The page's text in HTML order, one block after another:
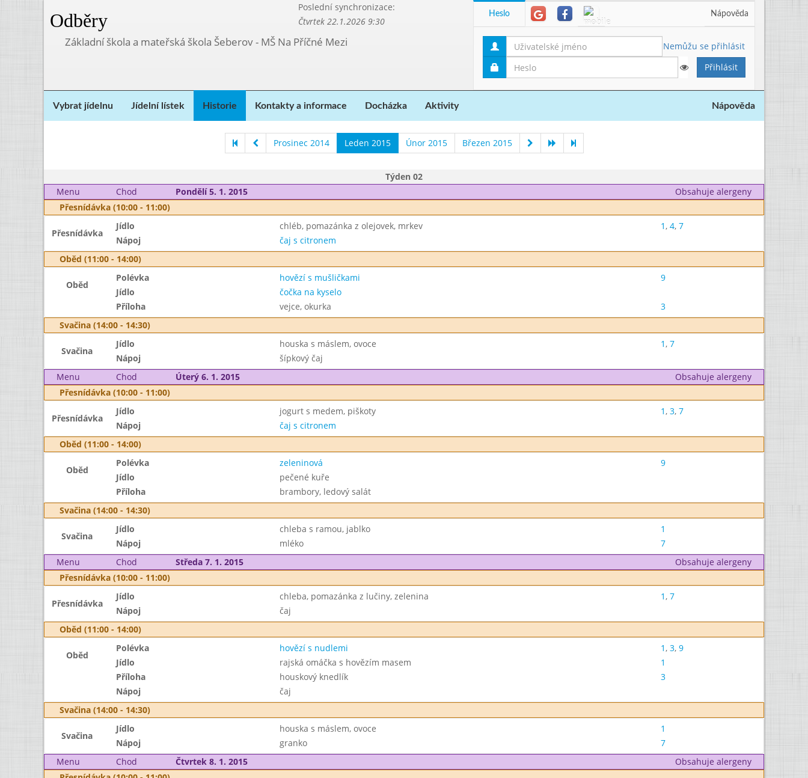
Odběry
Poslední synchronizace:
Čtvrtek 22.1.2026 9:30
Základní škola a mateřská škola Šeberov - MŠ Na Příčné Mezi
Heslo Nápověda
Nemůžu se přihlásit
Vybrat jídelnu Jídelní lístek Historie Kontakty a informace Docházka Aktivity Nápověda
Prosinec 2014 Leden 2015 Únor 2015 Březen 2015
Týden 02
Menu
Chod Pondělí 5. 1. 2015
Obsahuje alergeny
Přesnídávka (10:00 - 11:00)
Přesnídávka
Jídlo chléb, pomazánka z olejovek, mrkev 1, 4, 7
Nápoj
čaj s citronem
Oběd (11:00 - 14:00)
Oběd
Polévka hovězí s mušličkami
9
Jídlo
čočka na kyselo
Příloha
vejce, okurka
3
Svačina (14:00 - 14:30)
Svačina
Jídlo houska s máslem, ovoce 1, 7
Nápoj
šípkový čaj
Menu
Chod Úterý 6. 1. 2015
Obsahuje alergeny
Přesnídávka (10:00 - 11:00)
Přesnídávka
Jídlo jogurt s medem, piškoty 1, 3, 7
Nápoj
čaj s citronem
Oběd (11:00 - 14:00)
Oběd
Polévka zeleninová
9
Jídlo
pečené kuře
Příloha
brambory, ledový salát
Svačina (14:00 - 14:30)
Svačina
Jídlo chleba s ramou, jablko
1
Nápoj
mléko
7
Menu
Chod Středa 7. 1. 2015
Obsahuje alergeny
Přesnídávka (10:00 - 11:00)
Přesnídávka
Jídlo chleba, pomazánka z lučiny, zelenina 1, 7
Nápoj
čaj
Oběd (11:00 - 14:00)
Oběd
Polévka hovězí s nudlemi 1, 3, 9
Jídlo
rajská omáčka s hovězím masem
1
Příloha
houskový knedlík
3
Nápoj
čaj
Svačina (14:00 - 14:30)
Svačina
Jídlo houska s máslem, ovoce
1
Nápoj
granko
7
Menu
Chod Čtvrtek 8. 1. 2015
Obsahuje alergeny